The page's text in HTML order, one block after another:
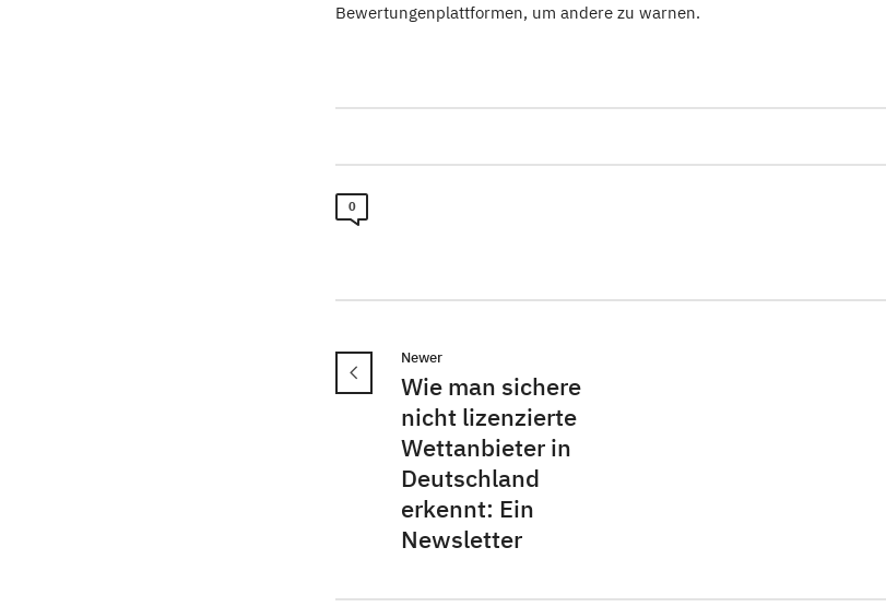
Bewertungenplattformen, um andere zu warnen.
0
Newer
Wie man sichere
nicht lizenzierte
Wettanbieter in
Deutschland
erkennt: Ein
Newsletter